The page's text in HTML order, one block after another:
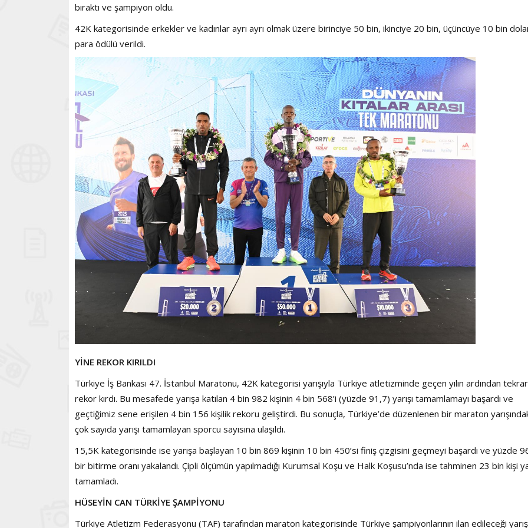
bıraktı ve şampiyon oldu.
42K kategorisinde erkekler ve kadınlar ayrı ayrı olmak üzere birinciye 50 bin, ikinciye 20 bin, üçüncüye 10 bin
para ödülü verildi.
YİNE REKOR KIRILDI
Türkiye İş Bankası 47. İstanbul Maratonu, 42K kategorisi yarışıyla Türkiye atletizminde geçen yılın ardından tekrar
rekor kırdı. Bu mesafede yarışa katılan 4 bin 982 kişinin 4 bin 568’i (yüzde 91,7) yarışı tamamlamayı başardı ve
geçtiğimiz sene erişilen 4 bin 156 kişilik rekoru geliştirdi. Bu sonuçla, Türkiye’de düzenlenen bir maraton
çok sayıda yarışı tamamlayan sporcu sayısına ulaşıldı.
15,5K kategorisinde ise yarışa başlayan 10 bin 869 kişinin 10 bin 450’si finiş çizgisini geçmeyi başardı ve yüzde
bir bitirme oranı yakalandı. Çipli ölçümün yapılmadığı Kurumsal Koşu ve Halk Koşusu’nda ise tahminen 23 bin kişi
tamamladı.
HÜSEYİN CAN TÜRKİYE ŞAMPİYONU
Türkiye Atletizm Federasyonu (TAF) tarafından maraton kategorisinde Türkiye şampiyonlarının ilan edileceği yarış